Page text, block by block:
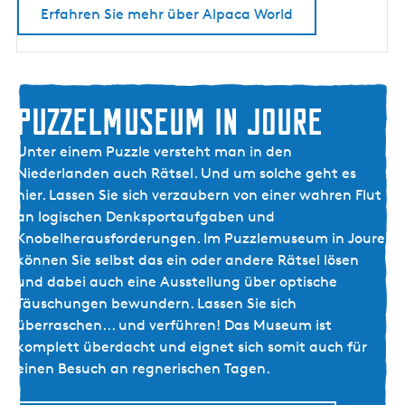
I
E
S
L
A
N
D
Erfahren Sie mehr über Alpaca World
PUZZELMUSEUM IN JOURE
P
U
Z
Z
E
L
M
U
S
E
U
M
Unter einem Puzzle versteht man in den
Niederlanden auch Rätsel. Und um solche geht es
hier. Lassen Sie sich verzaubern von einer wahren Flut
an logischen Denksportaufgaben und
Knobelherausforderungen. Im Puzzlemuseum in Joure
können Sie selbst das ein oder andere Rätsel lösen
und dabei auch eine Ausstellung über optische
Täuschungen bewundern. Lassen Sie sich
überraschen... und verführen! Das Museum ist
komplett überdacht und eignet sich somit auch für
einen Besuch an regnerischen Tagen.